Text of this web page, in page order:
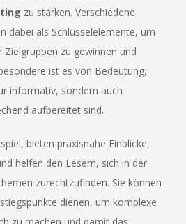
zu stärken. Verschiedene
dabei als Schlüsselelemente, um
zu gewinnen und
ist es von Bedeutung,
informativ, sondern auch
aufbereitet sind.
bieten praxisnahe Einblicke,
helfen den Lesern, sich in der
zurechtzufinden. Sie können
dienen, um komplexe
zu machen und damit das